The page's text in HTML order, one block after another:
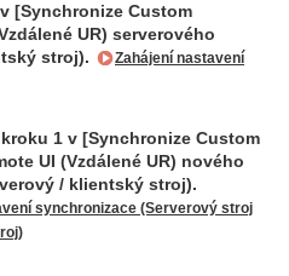
[Synchronize Custom
UR) serverového
stroj).
Zahájení nastavení
1 v [Synchronize Custom
UI (Vzdálené UR) nového
/ klientský stroj).
synchronizace (Serverový stroj